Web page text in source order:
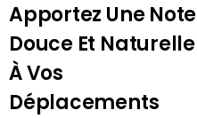
Apportez Une Note
Douce Et Naturelle
À Vos
Déplacements